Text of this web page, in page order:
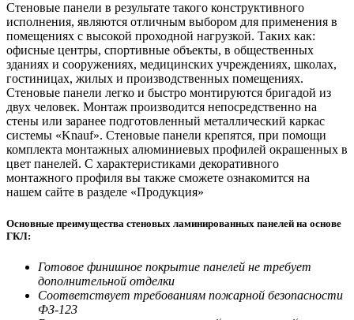
Стеновые панели в результате такого конструктивного
исполнения, являются отличным выбором для применения в
помещениях с высокой проходной нагрузкой. Таких как:
офисные центры, спортивные объекты, в общественных
зданиях и сооружениях, медицинских учреждениях, школах,
гостиницах, жилых и производственных помещениях.
Стеновые панели легко и быстро монтируются бригадой из
двух человек. Монтаж производится непосредственно на
стены или заранее подготовленный металлический каркас
системы «Knauf». Стеновые панели крепятся, при помощи
комплекта монтажных алюминиевых профилей окрашенных в
цвет панелей. С характеристиками декоративного
монтажного профиля вы также сможете ознакомится на
нашем сайте в разделе «Продукция»
Основные преимущества стеновых ламинированных панелей на основе
ГКЛ:
Готовое финишное покрытие панелей не требует
дополнительной отделки
Соответствует требованиям пожарной безопасности
ФЗ-123